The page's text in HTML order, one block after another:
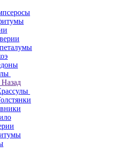
Назад